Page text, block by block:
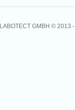
LABOTECT GMBH © 2013 -